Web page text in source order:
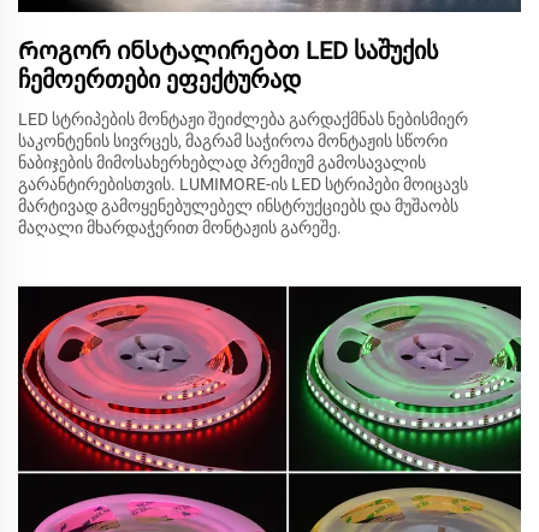
Როგორ ინსტალირებთ LED საშუქის
ჩემოერთები ეფექტურად
LED სტრიპების მონტაჟი შეიძლება გარდაქმნას ნებისმიერ
საკონტენის სივრცეს, მაგრამ საჭიროა მონტაჟის სწორი
ნაბიჯების მიმოსახერხებლად პრემიუმ გამოსავალის
გარანტირებისთვის. LUMIMORE-ის LED სტრიპები მოიცავს
მარტივად გამოყენებულებელ ინსტრუქციებს და მუშაობს
მაღალი მხარდაჭერით მონტაჟის გარეშე.